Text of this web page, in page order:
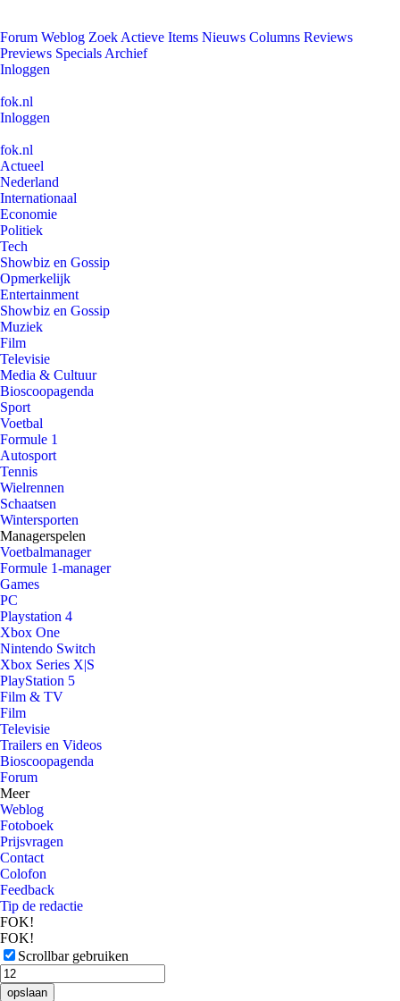
Forum Weblog Zoek Actieve Items Nieuws Columns Reviews
Previews Specials Archief
Inloggen
fok.nl
Inloggen
fok.nl
Actueel
Nederland
Internationaal
Economie
Politiek
Tech
Showbiz en Gossip
Opmerkelijk
Entertainment
Showbiz en Gossip
Muziek
Film
Televisie
Media & Cultuur
Bioscoopagenda
Sport
Voetbal
Formule 1
Autosport
Tennis
Wielrennen
Schaatsen
Wintersporten
Managerspelen
Voetbalmanager
Formule 1-manager
Games
PC
Playstation 4
Xbox One
Nintendo Switch
Xbox Series X|S
PlayStation 5
Film & TV
Film
Televisie
Trailers en Videos
Bioscoopagenda
Forum
Meer
Weblog
Fotoboek
Prijsvragen
Contact
Colofon
Feedback
Tip de redactie
FOK!
FOK!
Scrollbar gebruiken
opslaan